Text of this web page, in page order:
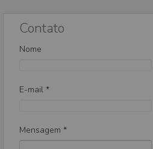
Contato
Nome
E-mail *
Mensagem *